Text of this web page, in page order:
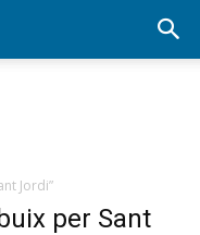
Jordi”
per Sant